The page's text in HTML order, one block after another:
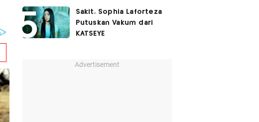
SARA
Sakit, Sophia Laforteza
Putuskan Vakum dari
KATSEYE
Advertisement